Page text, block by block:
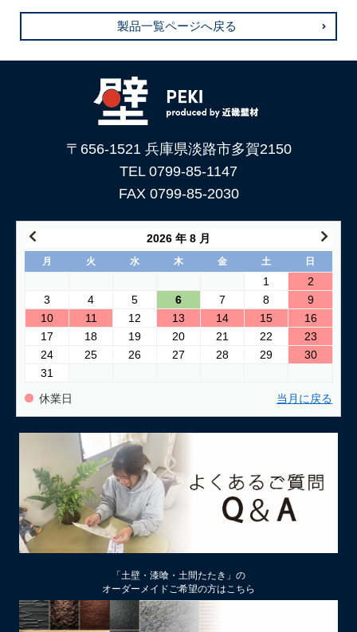
製品一覧ページへ戻る
〒656-1521 兵庫県淡路市多賀2150
TEL 0799-85-1147
FAX 0799-85-2030
2026 年 8 月
月 火 水 木 金 土 日
1
2
3
4 5 6 7 8
9
10
11 12 13 14 15
16
17
18 19 20 21 22
23
24
25 26 27 28 29
30
31
休業日 当月に戻る
「土壁・漆喰・土間たたき」の
オーダーメイドご希望の方はこちら